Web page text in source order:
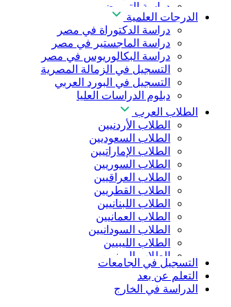
دراسة التمريض
دراسة طب الأسنان
دراسة الصيدلة
دراسة العلوم الصحية
دراسة العلاج الطبيعي
دراسة الذكاء الاصطناعي
دراسة الأمن السيبراني
الدرجات العلمية
دراسة الدكتوراة في مصر
دراسة الماجستير في مصر
دراسة البكالوريوس في مصر
التسجيل في الزمالة المصرية
التسجيل في البورد العربي
دبلوم الدراسات العليا
الطلاب العرب
الطلاب الأردنيين
الطلاب السعوديين
الطلاب الإماراتيين
الطلاب السوريين
الطلاب العراقيين
الطلاب القطريين
الطلاب اللبنانيين
الطلاب العمانيين
الطلاب السودانيين
الطلاب الليبيين
الطلاب اليمنيين
التسجيل في الجامعات
التعلم عن بعد
الدراسة في الخارج